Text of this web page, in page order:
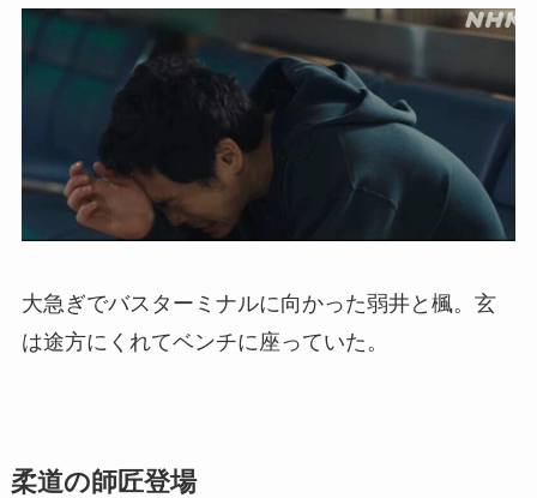
大急ぎでバスターミナルに向かった弱井と楓。玄
は途方にくれてベンチに座っていた。
柔道の師匠登場